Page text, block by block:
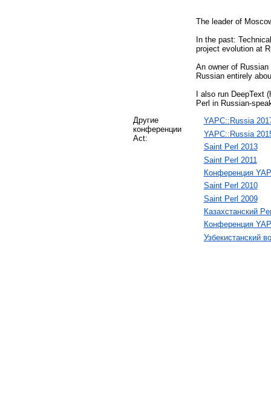
The leader of
In the past:
project evolution at
An owner of
Russian entirely
I also run
Perl in Russian-
Другие
конференции
Act:
YAPC::Russia
YAPC::Russia
Saint Perl 2013
Saint Perl 2011
Конференция
Saint Perl 2010
Saint Perl 2009
Казахстанский
Конференция
Узбекистанский